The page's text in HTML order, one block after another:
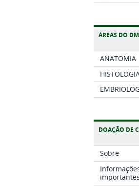
ÁREAS DO
ANATOMIA
DOAÇÃO DE
Sobre
importantes